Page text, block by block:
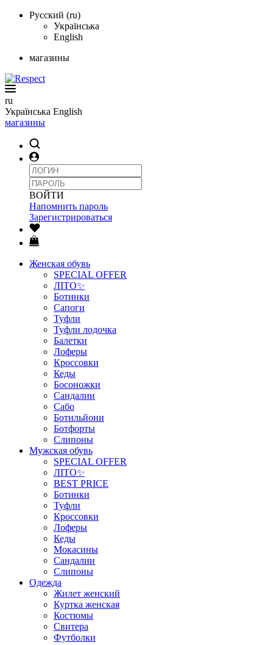
Русский (ru)
Українська
English
магазины
ru
Українська English
магазины
ВОЙТИ
Напомнить пароль
Зарегистрироваться
Женская обувь
SPECIAL OFFER
ЛІТО✨
Ботинки
Сапоги
Туфли
Туфли лодочка
Балетки
Лоферы
Кроссовки
Кеды
Босоножки
Сандалии
Сабо
Ботильйони
Ботфорты
Слипоны
Мужская обувь
SPECIAL OFFER
ЛІТО✨
BEST PRICE
Ботинки
Туфли
Кроссовки
Лоферы
Кеды
Мокасины
Сандалии
Слипоны
Одежда
Жилет женский
Куртка женская
Костюмы
Свитера
Футболки